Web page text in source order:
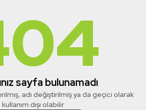
sayfa bulunamadı
adı değiştirilmiş ya da geçici olarak
kullanım dışı olabilir